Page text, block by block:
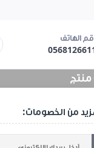
الهاتف
0568126611
من الخصومات: